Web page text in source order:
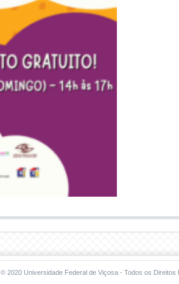
© 2020 Universidade Federal de Viçosa - Todos os Direitos